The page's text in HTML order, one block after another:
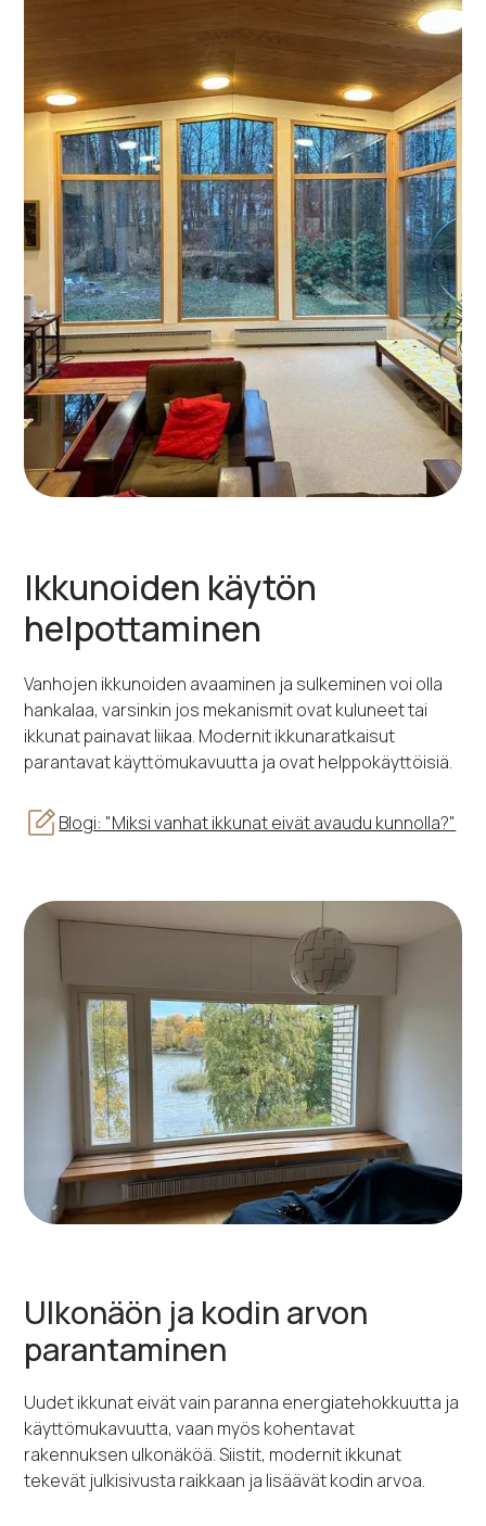
Ikkunoiden käytön
helpottaminen
Vanhojen ikkunoiden avaaminen ja sulkeminen voi olla
hankalaa, varsinkin jos mekanismit ovat kuluneet tai
ikkunat painavat liikaa. Modernit ikkunaratkaisut
parantavat käyttömukavuutta ja ovat helppokäyttöisiä.
Blogi: "Miksi vanhat ikkunat eivät avaudu kunnolla?"
Ulkonäön ja kodin arvon
parantaminen
Uudet ikkunat eivät vain paranna energiatehokkuutta ja
käyttömukavuutta, vaan myös kohentavat
rakennuksen ulkonäköä. Siistit, modernit ikkunat
tekevät julkisivusta raikkaan ja lisäävät kodin arvoa.